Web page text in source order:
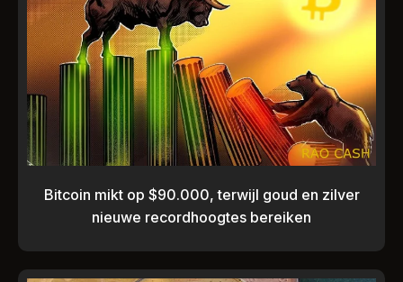
Bitcoin mikt op $90.000, terwijl goud en zilver
nieuwe recordhoogtes bereiken